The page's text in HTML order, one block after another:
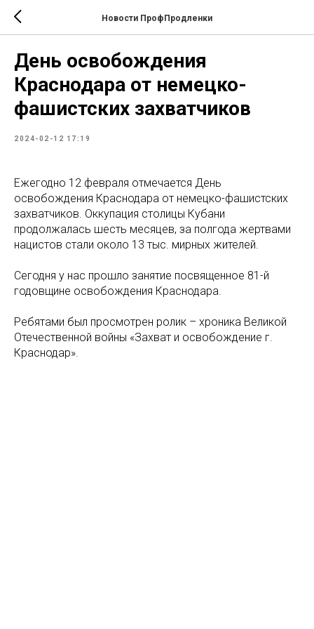
Новости ПрофПродленки
День освобождения
Краснодара от немецко-
фашистских захватчиков
2024-02-12 17:19
Ежегодно 12 февраля отмечается День
освобождения Краснодара от немецко-фашистских
захватчиков. Оккупация столицы Кубани
продолжалась шесть месяцев, за полгода жертвами
нацистов стали около 13 тыс. мирных жителей.
Сегодня у нас прошло занятие посвященное 81-й
годовщине освобождения Краснодара.
Ребятами был просмотрен ролик – хроника Великой
Отечественной войны «Захват и освобождение г.
Краснодар».